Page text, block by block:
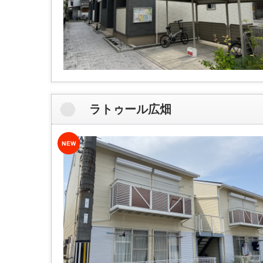
ラトゥール広畑